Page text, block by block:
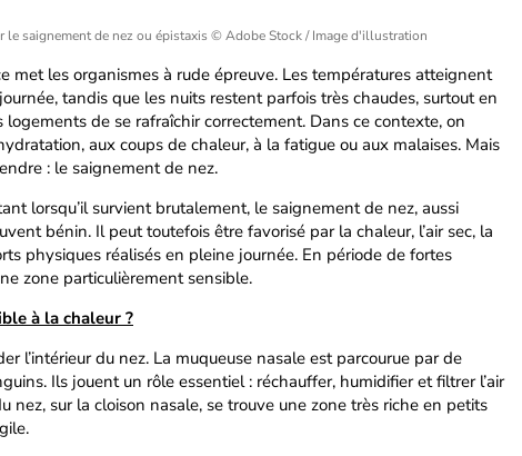
saignement de nez ou épistaxis © Adobe Stock / Image d'illustration
met les organismes à rude épreuve. Les températures atteignent
tandis que les nuits restent parfois très chaudes, surtout en
de se rafraîchir correctement. Dans ce contexte, on
aux coups de chaleur, à la fatigue ou aux malaises. Mais
: le saignement de nez.
lorsqu’il survient brutalement, le saignement de nez, aussi
bénin. Il peut toutefois être favorisé par la chaleur, l’air sec, la
physiques réalisés en pleine journée. En période de fortes
zone particulièrement sensible.
à la chaleur ?
l’intérieur du nez. La muqueuse nasale est parcourue par de
Ils jouent un rôle essentiel : réchauffer, humidifier et filtrer l’air
nez, sur la cloison nasale, se trouve une zone très riche en petits